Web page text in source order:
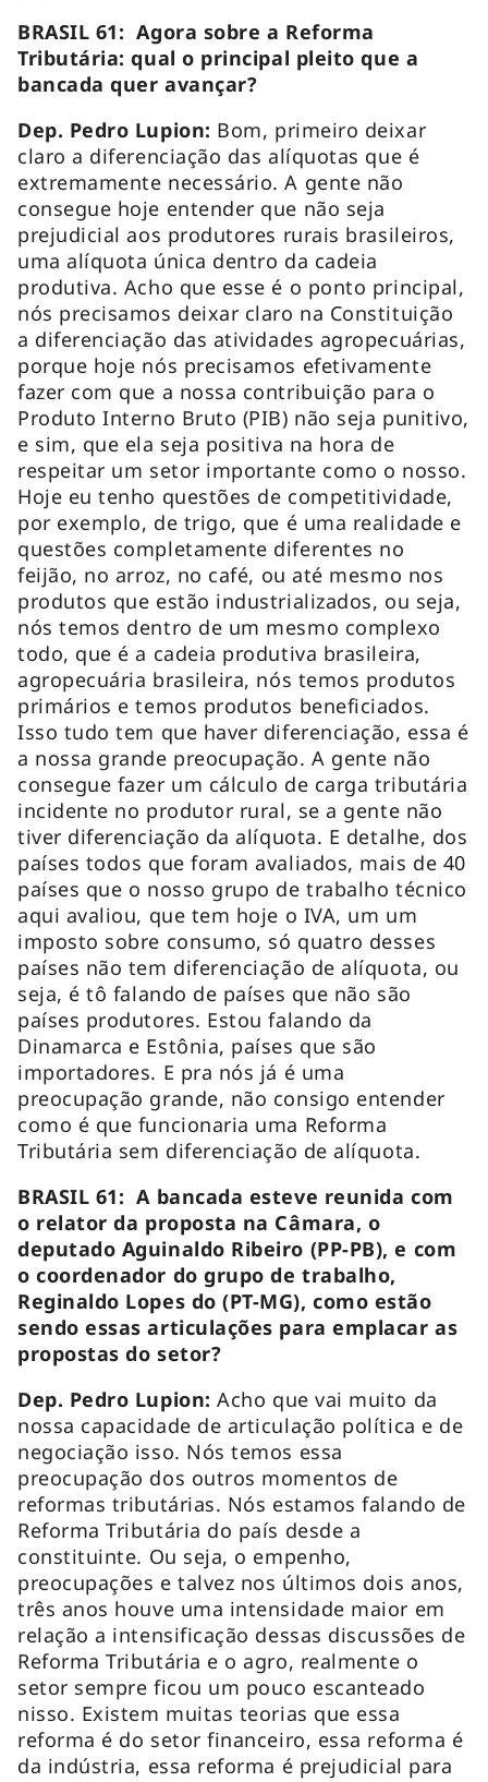
BRASIL 61: Agora sobre a Reforma
Tributária: qual o principal pleito que a
bancada quer avançar?
Dep. Pedro Lupion: Bom, primeiro deixar
claro a diferenciação das alíquotas que é
extremamente necessário. A gente não
consegue hoje entender que não seja
prejudicial aos produtores rurais brasileiros,
uma alíquota única dentro da cadeia
produtiva. Acho que esse é o ponto principal,
nós precisamos deixar claro na Constituição
a diferenciação das atividades agropecuárias,
porque hoje nós precisamos efetivamente
fazer com que a nossa contribuição para o
Produto Interno Bruto (PIB) não seja punitivo,
e sim, que ela seja positiva na hora de
respeitar um setor importante como o nosso.
Hoje eu tenho questões de competitividade,
por exemplo, de trigo, que é uma realidade e
questões completamente diferentes no
feijão, no arroz, no café, ou até mesmo nos
produtos que estão industrializados, ou seja,
nós temos dentro de um mesmo complexo
todo, que é a cadeia produtiva brasileira,
agropecuária brasileira, nós temos produtos
primários e temos produtos beneficiados.
Isso tudo tem que haver diferenciação, essa é
a nossa grande preocupação. A gente não
consegue fazer um cálculo de carga tributária
incidente no produtor rural, se a gente não
tiver diferenciação da alíquota. E detalhe, dos
países todos que foram avaliados, mais de 40
países que o nosso grupo de trabalho técnico
aqui avaliou, que tem hoje o IVA, um um
imposto sobre consumo, só quatro desses
países não tem diferenciação de alíquota, ou
seja, é tô falando de países que não são
países produtores. Estou falando da
Dinamarca e Estônia, países que são
importadores. E pra nós já é uma
preocupação grande, não consigo entender
como é que funcionaria uma Reforma
Tributária sem diferenciação de alíquota.
BRASIL 61: A bancada esteve reunida com
o relator da proposta na Câmara, o
deputado Aguinaldo Ribeiro (PP-PB), e com
o coordenador do grupo de trabalho,
Reginaldo Lopes do (PT-MG), como estão
sendo essas articulações para emplacar as
propostas do setor?
Dep. Pedro Lupion:Acho que vai muito da
nossa capacidade de articulação política e de
negociação isso. Nós temos essa
preocupação dos outros momentos de
reformas tributárias. Nós estamos falando de
Reforma Tributária do país desde a
constituinte. Ou seja, o empenho,
preocupações e talvez nos últimos dois anos,
três anos houve uma intensidade maior em
relação a intensificação dessas discussões de
Reforma Tributária e o agro, realmente o
setor sempre ficou um pouco escanteado
nisso. Existem muitas teorias que essa
reforma é do setor financeiro, essa reforma é
da indústria, essa reforma é prejudicial para